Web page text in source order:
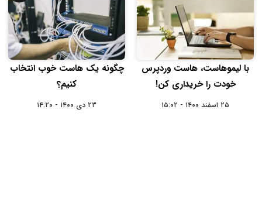
با لیموهاست، هاست وردپرس
خودت را خریداری کن!
۲۵ اسفند ۱۴۰۰ - ۱۵:۰۲
چگونه یک هاست خوب انتخاب
کنیم؟
۲۳ دی ۱۴۰۰ - ۱۴:۲۰